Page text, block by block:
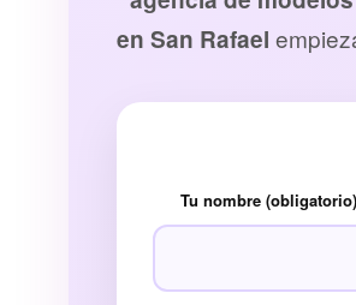
en San Rafael
Tu nombre (obligatorio)